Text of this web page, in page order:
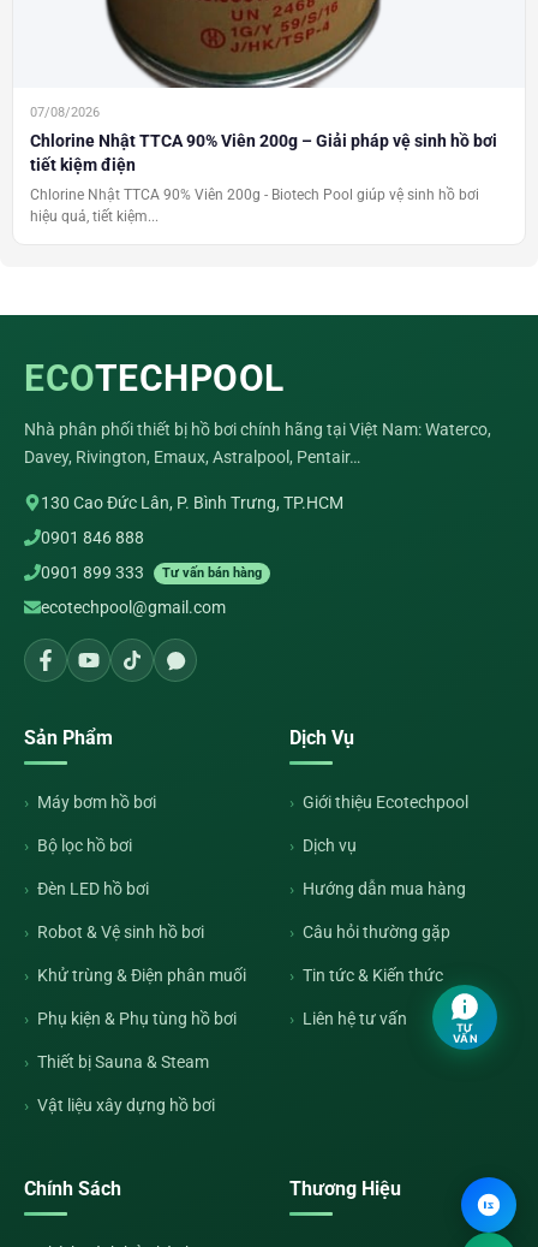
07/08/2026
Chlorine Nhật TTCA 90% Viên 200g – Giải pháp vệ sinh hồ bơi
tiết kiệm điện
Chlorine Nhật TTCA 90% Viên 200g - Biotech Pool giúp vệ sinh hồ bơi
hiệu quả, tiết kiệm...
ECOTECHPOOL
Nhà phân phối thiết bị hồ bơi chính hãng tại Việt Nam: Waterco,
Davey, Rivington, Emaux, Astralpool, Pentair…
130 Cao Đức Lân, P. Bình Trưng, TP.HCM
0901 846 888
0901 899 333
Tư vấn bán hàng
ecotechpool@gmail.com
Sản Phẩm
Máy bơm hồ bơi
Bộ lọc hồ bơi
Đèn LED hồ bơi
Robot & Vệ sinh hồ bơi
Khử trùng & Điện phân muối
Phụ kiện & Phụ tùng hồ bơi
Thiết bị Sauna & Steam
Vật liệu xây dựng hồ bơi
Dịch Vụ
Giới thiệu Ecotechpool
Dịch vụ
Hướng dẫn mua hàng
Câu hỏi thường gặp
Tin tức & Kiến thức
Liên hệ tư vấn
Chính Sách Thương Hiệu
TƯ
VẤN